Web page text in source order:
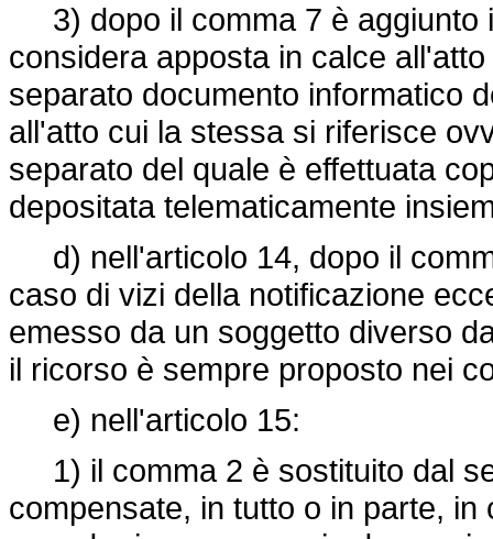
3) dopo il comma 7 è aggiunto
considera apposta in calce
separato documento informatico
all'atto cui la stessa si riferisce
separato del quale è effettuata
depositata telematicamente
d) nell'articolo 14, dopo il
caso di vizi della notificazione
emesso da un soggetto diverso
il ricorso è sempre proposto nei
e) nell'articolo 15:
1) il comma 2 è sostituito dal
compensate, in tutto o in parte,